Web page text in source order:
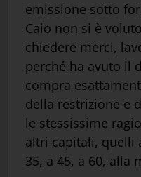
emissione sotto
Caio non si è
chiedere merci,
perché ha avuto il
compra
della restrizione e
le stessissime
altri capitali, quelli
35, a 45, a 60, alla